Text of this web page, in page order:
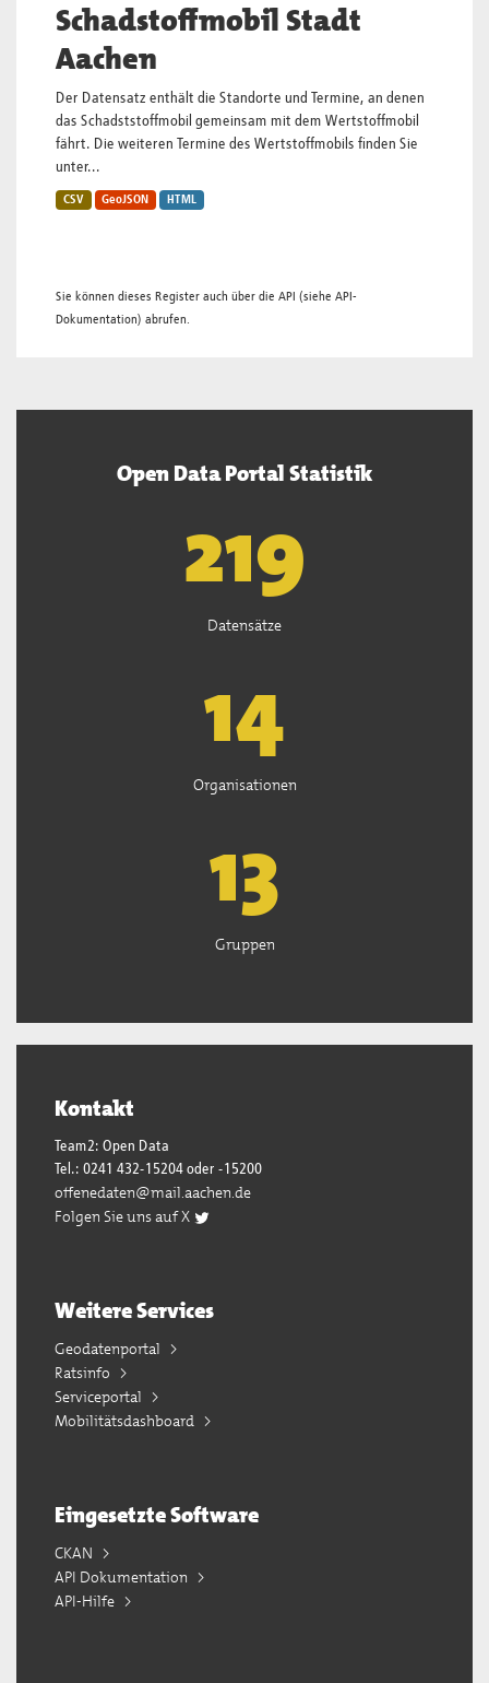
Schadstoffmobil Stadt
Aachen
Der Datensatz enthält die Standorte und Termine, an denen
das Schadststoffmobil gemeinsam mit dem Wertstoffmobil
fährt. Die weiteren Termine des Wertstoffmobils finden Sie
unter...
CSV GeoJSON HTML
Sie können dieses Register auch über die API (siehe API-
Dokumentation) abrufen.
Open Data Portal Statistik
221
Datensätze
15
Organisationen
13
Gruppen
Kontakt
Team2: Open Data
Tel.: 0241 432-15204 oder -15200
offenedaten@mail.aachen.de
Folgen Sie uns auf X
Weitere Services
Geodatenportal
Ratsinfo
Serviceportal
Mobilitätsdashboard
Eingesetzte Software
CKAN
API Dokumentation
API-Hilfe